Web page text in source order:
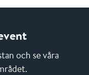
och se våra